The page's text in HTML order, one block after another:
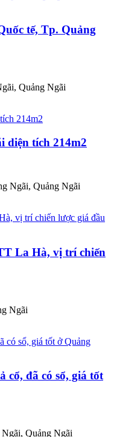
tế, Tp. Quảng
Quảng Ngãi
diện tích 214m2
Ngãi, Quảng Ngãi
La Hà, vị trí chiến
Ngãi
cổ, đã có sổ, giá tốt
Quảng Ngãi